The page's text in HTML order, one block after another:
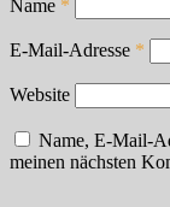
Name *
E-Mail-Adresse *
Website
Name, E-Mail-
meinen nächsten